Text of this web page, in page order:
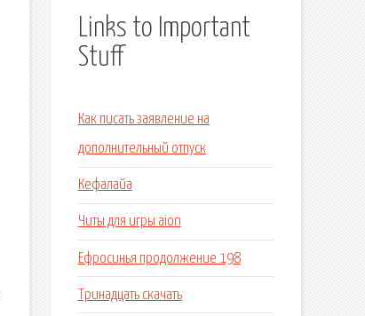
Links to Important
Stuff
Как писать заявление на
дополнительный отпуск
Кефалайа
Читы для игры aion
Ефросинья продолжение 198
Тринадцать скачать